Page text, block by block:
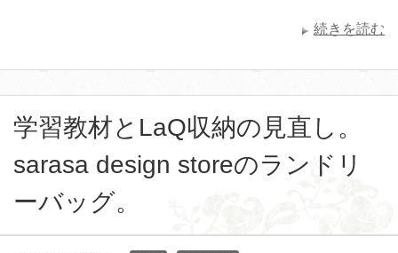
続きを読む
学習教材とLaQ収納の見直し。
sarasa design storeのランドリ
ーバッグ。